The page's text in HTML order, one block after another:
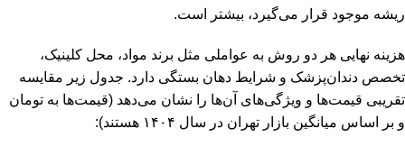
ریشه موجود قرار می‌گیرد، بیشتر است.
هزینه نهایی هر دو روش به عواملی مثل برند مواد، محل کلینیک،
تخصص دندان‌پزشک و شرایط دهان بستگی دارد. جدول زیر مقایسه
تقریبی قیمت‌ها و ویژگی‌های آن‌ها را نشان می‌دهد (قیمت‌ها به تومان
و بر اساس میانگین بازار تهران در سال ۱۴۰۴ هستند):